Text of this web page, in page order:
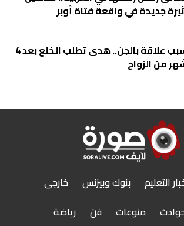
جديدة في واقعة فتاة أوبر
بسبب علاقة بالجن.. هدى تطلب الخلع بعد 4
من الزواج
التعليم بنوك وبيزنس
خارجى
منوعات فن رياضة